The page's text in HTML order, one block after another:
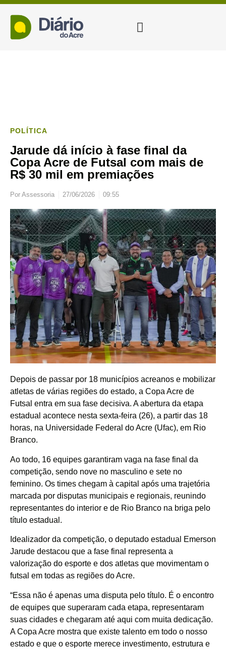
POLÍTICA
Jarude dá início à fase final da
Copa Acre de Futsal com mais de
R$ 30 mil em premiações
Por Assessoria 27/06/2026 09:55
Depois de passar por 18 municípios acreanos e mobilizar
atletas de várias regiões do estado, a Copa Acre de
Futsal entra em sua fase decisiva. A abertura da etapa
estadual acontece nesta sexta-feira (26), a partir das 18
horas, na Universidade Federal do Acre (Ufac), em Rio
Branco.
Ao todo, 16 equipes garantiram vaga na fase final da
competição, sendo nove no masculino e sete no
feminino. Os times chegam à capital após uma trajetória
marcada por disputas municipais e regionais, reunindo
representantes do interior e de Rio Branco na briga pelo
título estadual.
Idealizador da competição, o deputado estadual Emerson
Jarude destacou que a fase final representa a
valorização do esporte e dos atletas que movimentam o
futsal em todas as regiões do Acre.
“Essa não é apenas uma disputa pelo título. É o encontro
de equipes que superaram cada etapa, representaram
suas cidades e chegaram até aqui com muita dedicação.
A Copa Acre mostra que existe talento em todo o nosso
estado e que o esporte merece investimento, estrutura e